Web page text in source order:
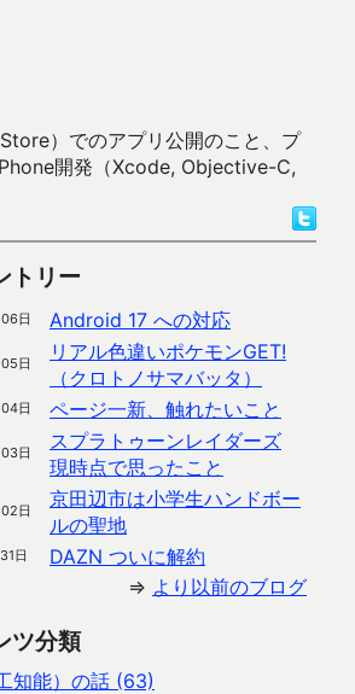
）でのアプリ公開のこと、プ
開発（Xcode, Objective-C,
トリー
日 Android 17 への対応
日
リアル色違いポケモンGET!
（クロトノサマバッタ）
日 ページ一新、触れたいこと
日
スプラトゥーンレイダーズ
現時点で思ったこと
日
京田辺市は小学生ハンドボー
ルの聖地
日
DAZN ついに解約
⇒ より以前のブログ
ツ分類
知能）の話 (63)